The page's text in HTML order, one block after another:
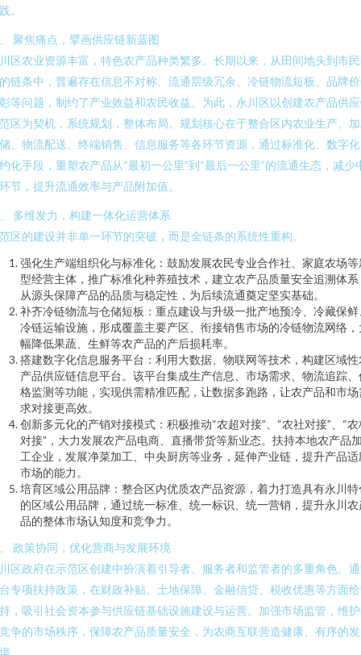
。
聚焦痛点，擘画供应链新蓝图
区农业资源丰富，特色农产品种类繁多。长期以来，从田间地头到市
链条中，普遍存在信息不对称、流通层级冗余、冷链物流短板、品牌
等问题，制约了产业效益和农民收益。为此，永川区以创建农产品供
区为契机，系统规划，整体布局。规划核心在于整合区内农业生产、
、物流配送、终端销售、信息服务等各环节资源，通过标准化、数字
化手段，重塑农产品从“最初一公里”到“最后一公里”的流通生态，减少
节，提升流通效率与产品附加值。
多维发力，构建一体化运营体系
区的建设并非单一环节的突破，而是全链条的系统性重构。
强化生产端组织化与标准化：鼓励发展农民专业合作社、家庭农场等
型经营主体，推广标准化种养殖技术，建立农产品质量安全追溯体系
从源头保障产品的品质与稳定性，为后续流通奠定坚实基础。
补齐冷链物流与仓储短板：重点建设与升级一批产地预冷、冷藏保鲜
冷链运输设施，形成覆盖主要产区、衔接销售市场的冷链物流网络，
幅降低果蔬、生鲜等农产品的产后损耗率。
搭建数字化信息服务平台：利用大数据、物联网等技术，构建区域性
产品供应链信息平台。该平台集成生产信息、市场需求、物流追踪、
格监测等功能，实现供需精准匹配，让数据多跑路，让农产品和市场
求对接更高效。
创新多元化的产销对接模式：积极推动“农超对接”、“农社对接”、“
对接”，大力发展农产品电商、直播带货等新业态。扶持本地农产品
工企业，发展净菜加工、中央厨房等业务，延伸产业链，提升产品适
市场的能力。
培育区域公用品牌：整合区内优质农产品资源，着力打造具有永川特
的区域公用品牌，通过统一标准、统一标识、统一营销，提升永川农
品的整体市场认知度和竞争力。
政策协同，优化营商与发展环境
区政府在示范区创建中扮演着引导者、服务者和监管者的多重角色。
专项扶持政策，在财政补贴、土地保障、金融信贷、税收优惠等方面
，吸引社会资本参与供应链基础设施建设与运营。加强市场监管，维
争的市场秩序，保障农产品质量安全，为农商互联营造健康、有序的
。